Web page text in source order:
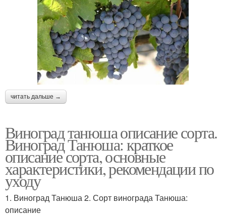
читать дальше →
Виноград танюша описание сорта.
Виноград Танюша: краткое
описание сорта, основные
характеристики, рекомендации по
уходу
1. Виноград Танюша 2. Сорт винограда Танюша:
описание